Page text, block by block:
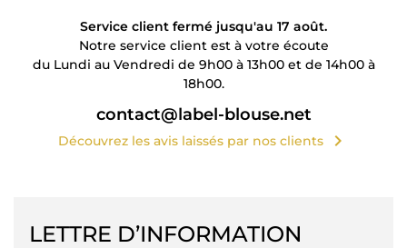
Service client fermé jusqu'au 17 août.
Notre service client est à votre écoute
du Lundi au Vendredi de 9h00 à 13h00 et de 14h00 à
18h00.
contact@label-blouse.net
Découvrez les avis laissés par nos clients chevron_right
LETTRE D’INFORMATION